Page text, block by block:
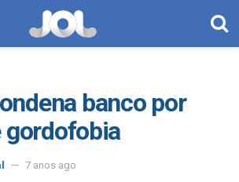
banco por
gordofobia
7 anos ago